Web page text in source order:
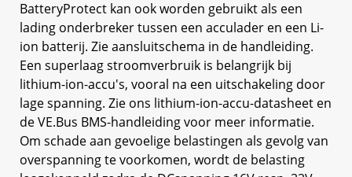
BatteryProtect kan ook worden gebruikt als een
lading onderbreker tussen een acculader en een Li-
ion batterij. Zie aansluitschema in de handleiding.
Een superlaag stroomverbruik is belangrijk bij
lithium-ion-accu's, vooral na een uitschakeling door
lage spanning. Zie ons lithium-ion-accu-datasheet en
de VE.Bus BMS-handleiding voor meer informatie.
Om schade aan gevoelige belastingen als gevolg van
overspanning te voorkomen, wordt de belasting